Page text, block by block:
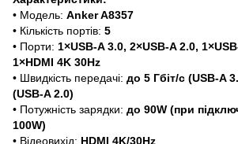
• Модель: Anker A8357
• Кількість портів: 5
• Порти: 1×USB-A 3.0, 2×USB-A 2.0,
1×HDMI 4K 30Hz
• Швидкість передачі: до 5 Гбіт/с (USB-A
(USB-A 2.0)
• Потужність зарядки: до 90W (при
100W)
• Відеовихід: HDMI 4K/30Hz